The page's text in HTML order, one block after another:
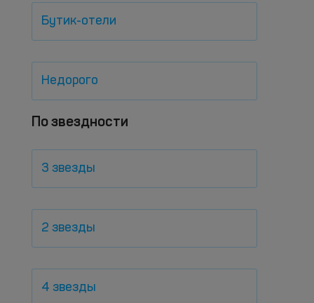
Бутик-отели
Недорого
По звездности
3 звезды
2 звезды
4 звезды